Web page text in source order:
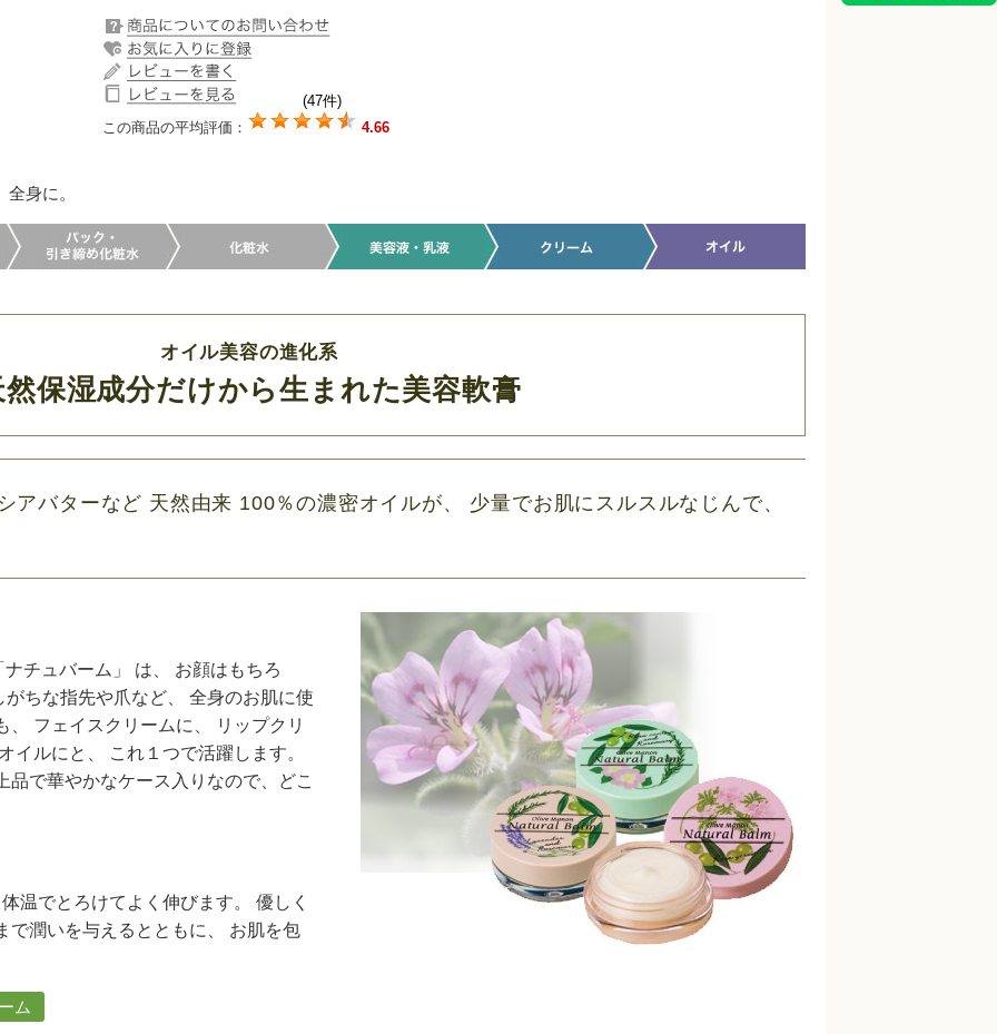
(47件)
この商品の平均評価：
4.66
身に。
オイル美容の進化系
然保湿成分だけから生まれた美容軟膏
アバターなど 天然由来 100％の濃密オイルが、 少量でお肌にスルスルなじんで、
チュバーム」 は、 お顔はもちろ
ちな指先や爪など、 全身のお肌に使
フェイスクリームに、 リップクリ
イルにと、 これ１つで活躍します。
で華やかなケース入りなので、どこ
温でとろけてよく伸びます。 優しく
で潤いを与えるとともに、 お肌を包
ム